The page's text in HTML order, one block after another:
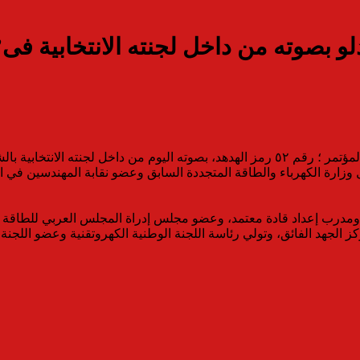
من داخل لجنته الانتخابية
بالشروق.
،ومدرب إعداد قادة معتمد، وعضو مجلس إدراة المجلس العربي